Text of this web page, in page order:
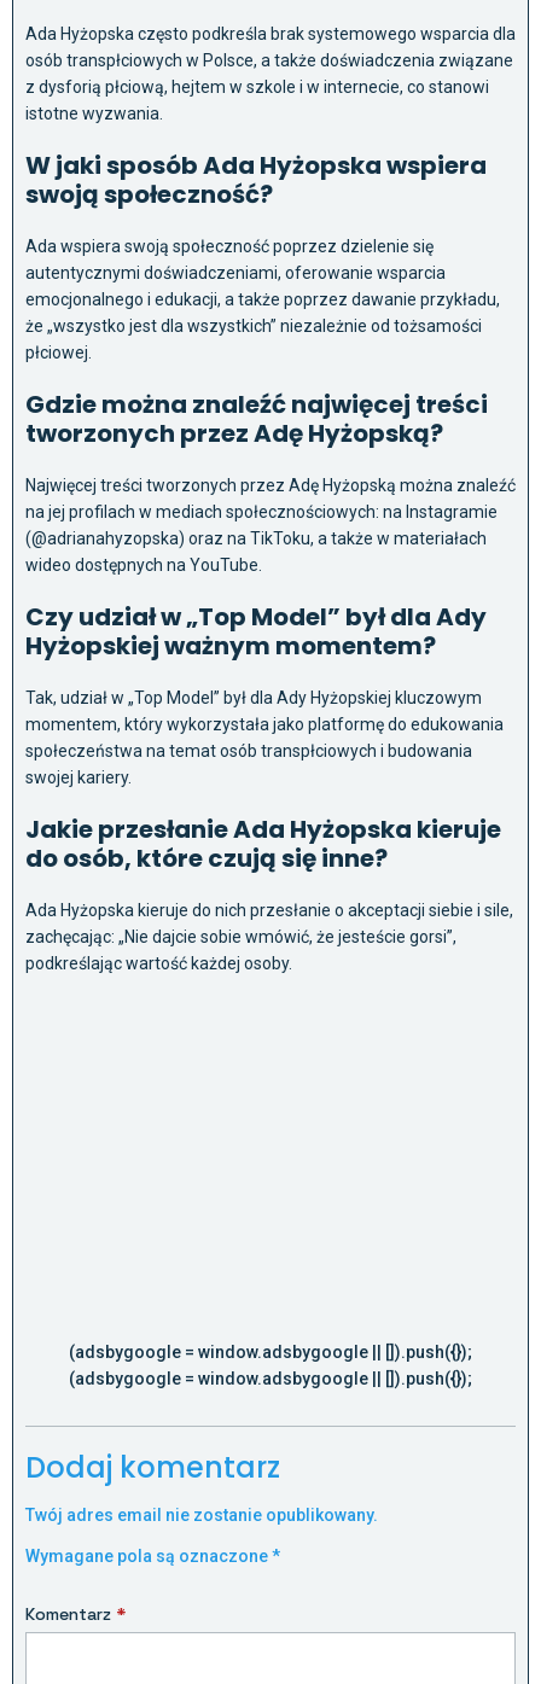
Ada Hyżopska często podkreśla brak systemowego wsparcia dla
osób transpłciowych w Polsce, a także doświadczenia związane
z dysforią płciową, hejtem w szkole i w internecie, co stanowi
istotne wyzwania.
W jaki sposób Ada Hyżopska wspiera
swoją społeczność?
Ada wspiera swoją społeczność poprzez dzielenie się
autentycznymi doświadczeniami, oferowanie wsparcia
emocjonalnego i edukacji, a także poprzez dawanie przykładu,
że „wszystko jest dla wszystkich” niezależnie od tożsamości
płciowej.
Gdzie można znaleźć najwięcej treści
tworzonych przez Adę Hyżopską?
Najwięcej treści tworzonych przez Adę Hyżopską można znaleźć
na jej profilach w mediach społecznościowych: na Instagramie
(@adrianahyzopska) oraz na TikToku, a także w materiałach
wideo dostępnych na YouTube.
Czy udział w „Top Model” był dla Ady
Hyżopskiej ważnym momentem?
Tak, udział w „Top Model” był dla Ady Hyżopskiej kluczowym
momentem, który wykorzystała jako platformę do edukowania
społeczeństwa na temat osób transpłciowych i budowania
swojej kariery.
Jakie przesłanie Ada Hyżopska kieruje
do osób, które czują się inne?
Ada Hyżopska kieruje do nich przesłanie o akceptacji siebie i sile,
zachęcając: „Nie dajcie sobie wmówić, że jesteście gorsi”,
podkreślając wartość każdej osoby.
(adsbygoogle = window.adsbygoogle || []).push({});
(adsbygoogle = window.adsbygoogle || []).push({});
Dodaj komentarz
Twój adres email nie zostanie opublikowany.
Wymagane pola są oznaczone*
Komentarz *